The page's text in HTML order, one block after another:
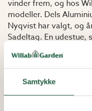
Samtykke
vinder frem, og hos
modeller. Dels
Nyqvist har valgt, og
Sadeltag. En
grund af den store
udestuemodellerne,
gjorde udslaget for